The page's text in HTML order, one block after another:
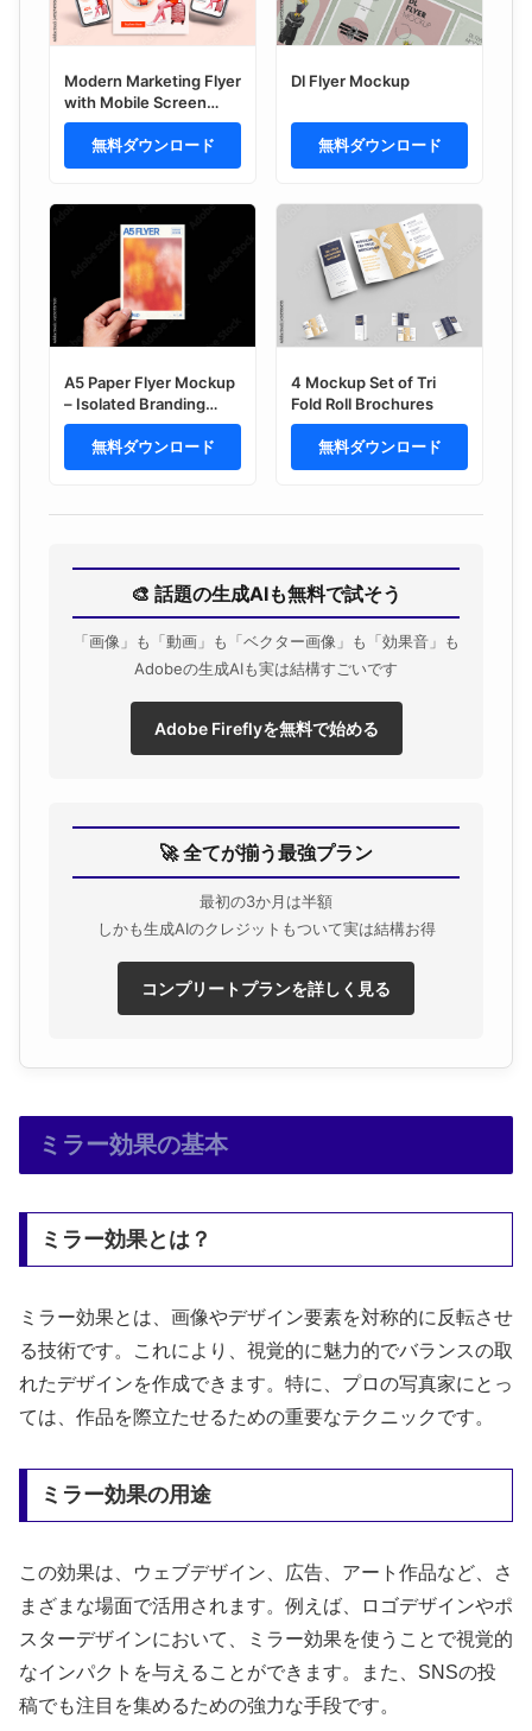
Modern Marketing Flyer
with Mobile Screen
Mockup
無料ダウンロード
Dl Flyer Mockup
無料ダウンロード
A5 Paper Flyer Mockup
– Isolated Branding
Stationery Presentation
(PSD)無料ダウンロード
4 Mockup Set of Tri
Fold Roll Brochures
無料ダウンロード
🎨 話題の生成AIも無料で試そう
「画像」も「動画」も「ベクター画像」も「効果音」も
Adobeの生成AIも実は結構すごいです
Adobe Fireflyを無料で始める
🚀 全てが揃う最強プラン
最初の3か月は半額
しかも生成AIのクレジットもついて実は結構お得
コンプリートプランを詳しく見る
ミラー効果の基本
ミラー効果とは？
ミラー効果とは、画像やデザイン要素を対称的に反転させ
る技術です。これにより、視覚的に魅力的でバランスの取
れたデザインを作成できます。特に、プロの写真家にとっ
ては、作品を際立たせるための重要なテクニックです。
ミラー効果の用途
この効果は、ウェブデザイン、広告、アート作品など、さ
まざまな場面で活用されます。例えば、ロゴデザインやポ
スターデザインにおいて、ミラー効果を使うことで視覚的
なインパクトを与えることができます。また、SNSの投
稿でも注目を集めるための強力な手段です。